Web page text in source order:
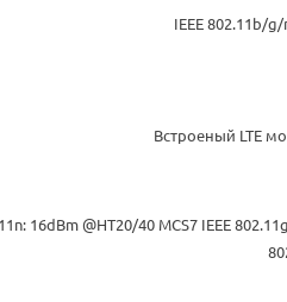
IEEE 802.11b/
Встроеный LTE
16dBm @HT20/40 MCS7 IEEE